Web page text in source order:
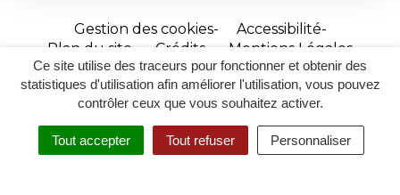
Ce site utilise des traceurs pour fonctionner et obtenir des
statistiques d'utilisation afin améliorer l'utilisation, vous pouvez
contrôler ceux que vous souhaitez activer.
Tout accepter Tout refuser Personnaliser
RECHERCHER
ACCESSIBILITÉ
Gestion des cookies
Accessibilité
Plan du site
Crédits
Mentions Légales
Site
réalisé
par
Inovagora